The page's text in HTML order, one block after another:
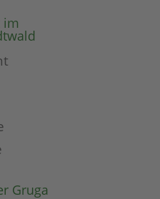
im
Gruga